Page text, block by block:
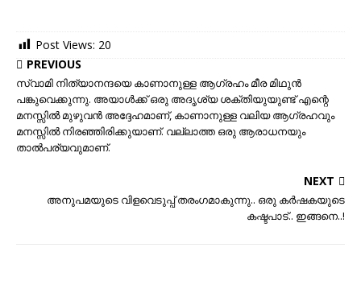
Post Views: 20
PREVIOUS
സ്വാമി നിത്യാനന്ദയെ കാണാനുള്ള ആഗ്രഹം മീര മിഥുൻ
പങ്കുവെക്കുന്നു. അയാൾക്ക് ഒരു അദൃശ്യ ശക്തിയുയുണ്ട് എന്റെ
മനസ്സില്‍ മുഴുവന്‍ അദ്ദേഹമാണ്, കാണാനുള്ള വലിയ ആഗ്രഹവും
മനസ്സില്‍ നിരഞ്ഞിരിക്കുയാണ്. വല്ലാത്ത ഒരു ആരാധനയും
താല്‍പര്യവുമാണ്.
NEXT
അനുപമയുടെ വിളവെടുപ്പ് തരംഗമാകുന്നു.. ഒരു കര്‍ഷകയുടെ
കഷ്ടപാട്.. ഇങ്ങനെ..!